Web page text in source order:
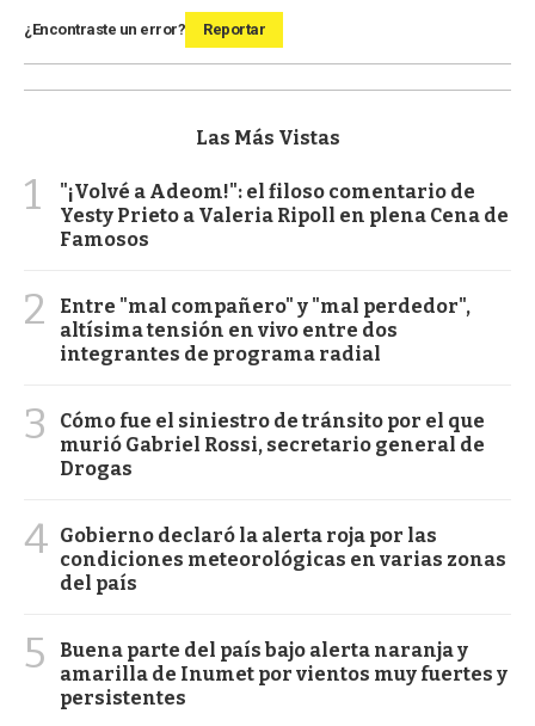
¿Encontraste un error? Reportar
Las Más Vistas
1
"¡Volvé a Adeom!": el filoso comentario de
Yesty Prieto a Valeria Ripoll en plena Cena de
Famosos
2
Entre "mal compañero" y "mal perdedor",
altísima tensión en vivo entre dos
integrantes de programa radial
3
Cómo fue el siniestro de tránsito por el que
murió Gabriel Rossi, secretario general de
Drogas
4 Gobierno declaró la alerta roja por las
condiciones meteorológicas en varias zonas
del país
5
Buena parte del país bajo alerta naranja y
amarilla de Inumet por vientos muy fuertes y
persistentes